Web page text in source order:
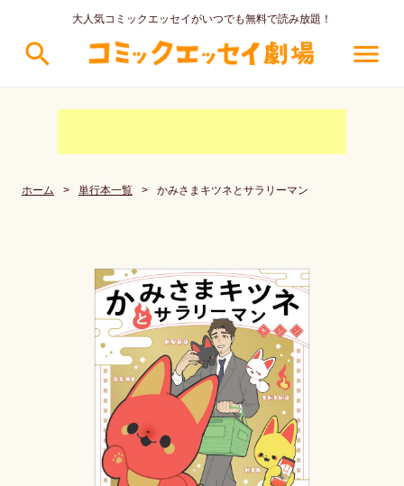
大人気コミックエッセイがいつでも無料で読み放題！
search menu
ホーム > 単行本一覧 > かみさまキツネとサラリーマン